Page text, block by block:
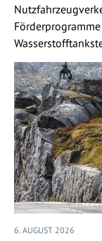
6. AUGUST 2026